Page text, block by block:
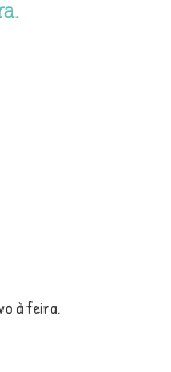
à feira.